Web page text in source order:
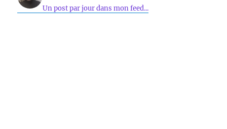
Un post par jour dans mon feed...